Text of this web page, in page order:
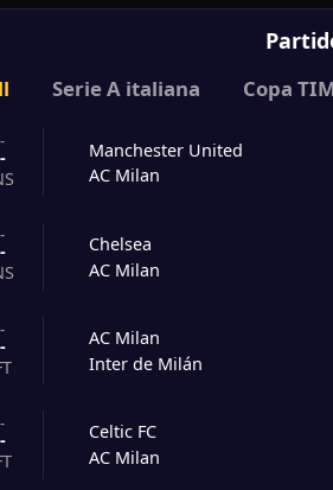
EA SPORTS FC Desafío
Serie A italiana Copa
-
-
Manchester United
AC Milan
-
-
Chelsea
AC Milan
-
-
AC Milan
Inter de Milán
-
-
Celtic FC
AC Milan